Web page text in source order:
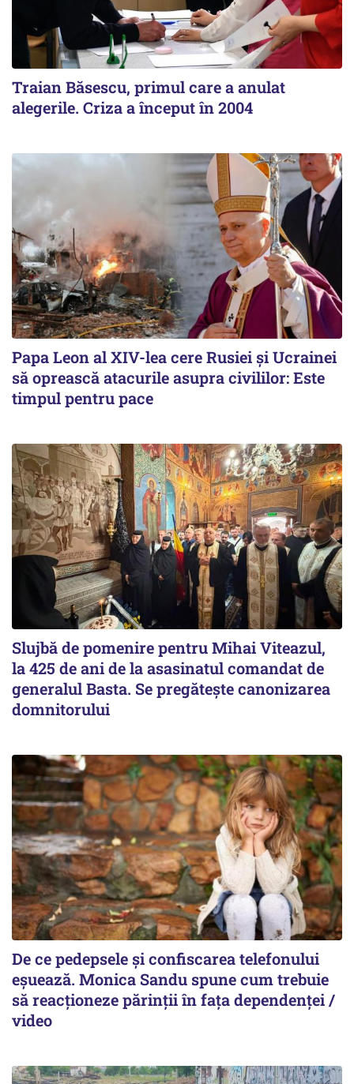
Traian Băsescu, primul care a anulat
alegerile. Criza a început în 2004
Papa Leon al XIV-lea cere Rusiei și Ucrainei
să oprească atacurile asupra civililor: Este
timpul pentru pace
Slujbă de pomenire pentru Mihai Viteazul,
la 425 de ani de la asasinatul comandat de
generalul Basta. Se pregătește canonizarea
domnitorului
De ce pedepsele și confiscarea telefonului
eșuează. Monica Sandu spune cum trebuie
să reacționeze părinții în fața dependenței /
video